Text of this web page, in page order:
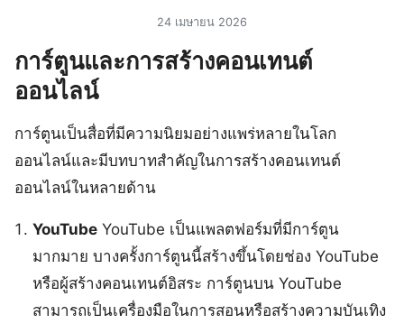
24 เมษายน 2026
การ์ตูนและการสร้างคอนเทนต์
ออนไลน์
การ์ตูนเป็นสื่อที่มีความนิยมอย่างแพร่หลายในโลก
ออนไลน์และมีบทบาทสำคัญในการสร้างคอนเทนต์
ออนไลน์ในหลายด้าน
YouTube YouTube เป็นแพลตฟอร์มที่มีการ์ตูน
มากมาย บางครั้งการ์ตูนนี้สร้างขึ้นโดยช่อง YouTube
หรือผู้สร้างคอนเทนต์อิสระ การ์ตูนบน YouTube
สามารถเป็นเครื่องมือในการสอนหรือสร้างความบันเทิง